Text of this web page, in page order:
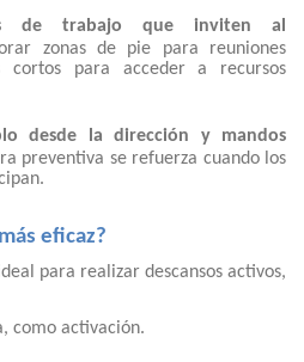
de trabajo que inviten al
zonas de pie para reuniones
cortos para acceder a recursos
desde la dirección y mandos
preventiva se refuerza cuando los
eficaz?
para realizar descansos activos,
como activación.